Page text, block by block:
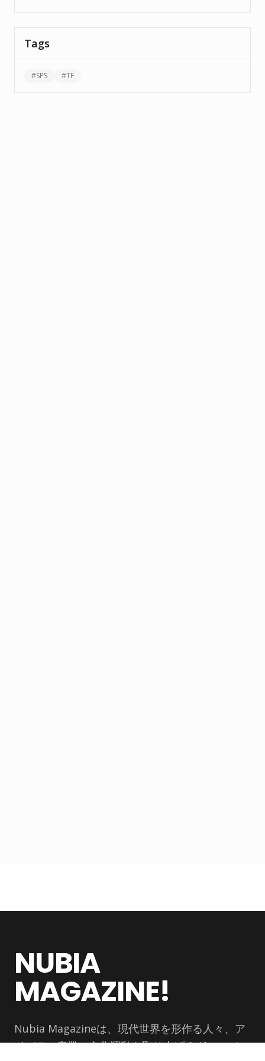
Tags
#SPS #TF
NUBIA
MAGAZINE!
Nubia Magazineは、現代世界を形作る人々、ア
イデア、産業、文化運動を取り上げるグローバル